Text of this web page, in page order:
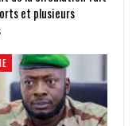
et plusieurs